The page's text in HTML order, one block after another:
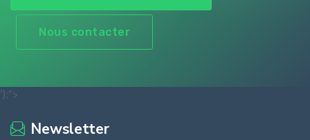
Nous contacter
');">
Newsletter